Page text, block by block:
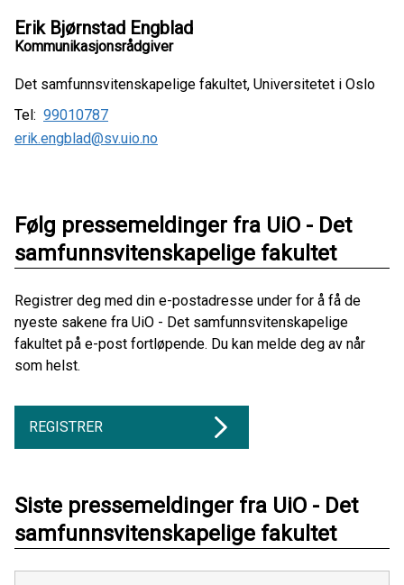
Erik Bjørnstad Engblad
Kommunikasjonsrådgiver
Det samfunnsvitenskapelige fakultet, Universitetet i Oslo
Tel: 99010787
erik.engblad@sv.uio.no
Følg pressemeldinger fra UiO - Det
samfunnsvitenskapelige fakultet
Registrer deg med din e-postadresse under for å få de
nyeste sakene fra UiO - Det samfunnsvitenskapelige
fakultet på e-post fortløpende. Du kan melde deg av når
som helst.
REGISTRER
Siste pressemeldinger fra UiO - Det
samfunnsvitenskapelige fakultet